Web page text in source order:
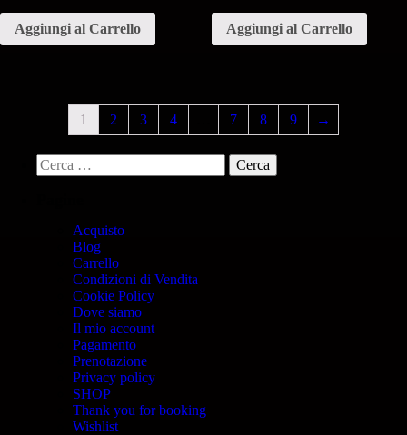
Aggiungi al Carrello Aggiungi al Carrello
1 2 3 4 7 8 9 →
Acquisto
Blog
Carrello
Condizioni di Vendita
Cookie Policy
Dove siamo
Il mio account
Pagamento
Prenotazione
Privacy policy
SHOP
Thank you for booking
Wishlist